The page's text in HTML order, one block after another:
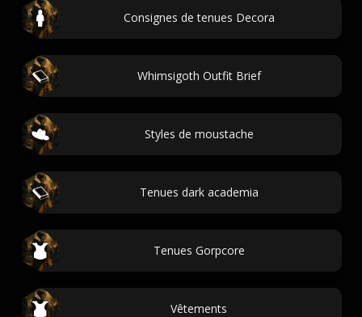
Consignes de tenues Decora
Whimsigoth Outfit Brief
Styles de moustache
Tenues dark academia
Tenues Gorpcore
Vêtements